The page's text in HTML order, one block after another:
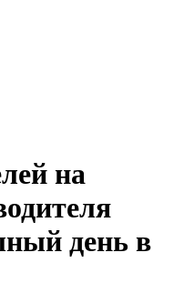
на
день в